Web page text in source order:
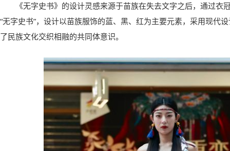
《无字史书》的设计灵感来源于苗族在失去文字之后，通过衣
“无字史书”，设计以苗族服饰的蓝、黑、红为主要元素，采用现代
了民族文化交织相融的共同体意识。